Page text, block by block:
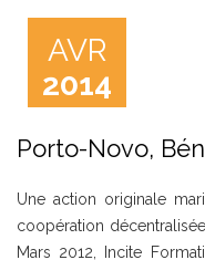
AVR
2014
Porto-Novo,
Une action originale
coopération
Mars 2012, Incite